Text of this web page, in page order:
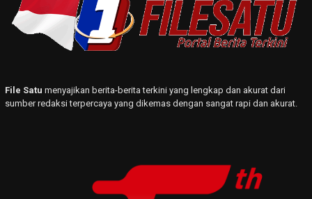
File Satu menyajikan berita-berita terkini yang lengkap dan akurat dari
sumber redaksi terpercaya yang dikemas dengan sangat rapi dan akurat.